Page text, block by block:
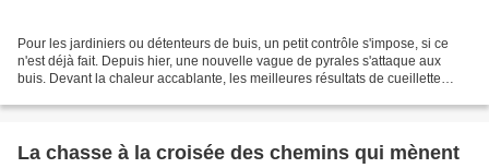
Pour les jardiniers ou détenteurs de buis, un petit contrôle s'impose, si ce
n'est déjà fait. Depuis hier, une nouvelle vague de pyrales s'attaque aux
buis. Devant la chaleur accablante, les meilleures résultats de cueillette
La chasse à la croisée des chemins qui mènent